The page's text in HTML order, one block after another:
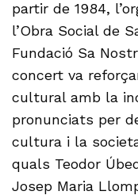
partir de 1984,
l’Obra Social de
Fundació Sa
concert va
cultural amb la
pronunciats per
cultura i la
quals Teodor
Josep Maria